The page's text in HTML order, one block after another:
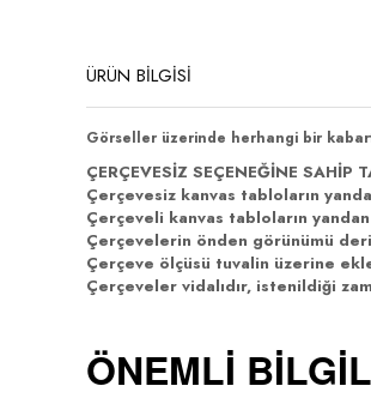
ÜRÜN BİLGİSİ
Görseller üzerinde herhangi bir
ÇERÇEVESİZ SEÇENEĞİNE SAHİP
Çerçevesiz kanvas tabloların
Çerçeveli kanvas tabloların yandan
Çerçevelerin önden görünümü
Çerçeve ölçüsü tuvalin üzerine
Çerçeveler vidalıdır, istenildiği
ÖNEMLİ